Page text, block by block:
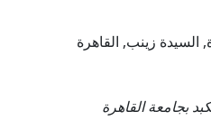
بجامعة القاهرة